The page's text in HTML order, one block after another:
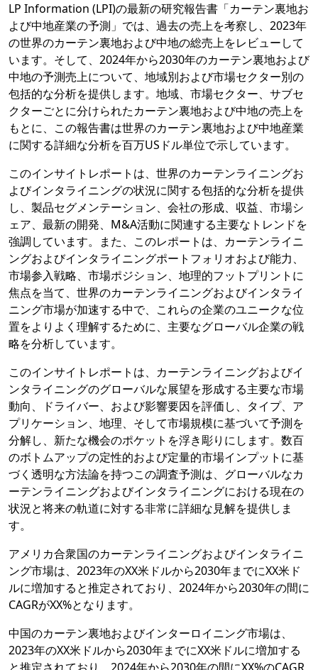
LP Information (LPI)の最新の研究報告書「カーテン裏地お
よび中地産業の予測」では、過去の売上を考察し、2023年
の世界のカーテン裏地および中地の総売上をレビューして
います。そして、2024年から2030年のカーテン裏地および
中地の予測売上について、地域別および市場セクター別の
包括的な分析を提供します。地域、市場セクター、サブセ
クターごとに分けられたカーテン裏地および中地の売上を
もとに、この報告書は世界のカーテン裏地および中地産業
に関する詳細な分析を百万USドル単位で示しています。
このインサイトレポートは、世界のカーテンライニングお
よびインタライニングの状況に関する包括的な分析を提供
し、製品セグメンテーション、会社の形成、収益、市場シ
ェア、最新の開発、M&A活動に関連する主要なトレンドを
強調しています。また、このレポートは、カーテンライニ
ングおよびインタライニングポートフォリオおよび能力、
市場参入戦略、市場ポジション、地理的フットプリントに
焦点を当て、世界のカーテンライニングおよびインタライ
ニング市場が加速する中で、これらの企業のユニークな位
置をよりよく理解するために、主要なグローバル企業の戦
略を分析しています。
このインサイトレポートは、カーテンライニングおよびイ
ンタライニングのグローバルな展望を形成する主要な市場
動向、ドライバー、および影響要因を評価し、タイプ、ア
プリケーション、地理、そして市場規模に基づいて予測を
分解し、新たな機会のポケットを浮き彫りにします。数百
のボトムアップの定性的および定量的市場インプットに基
づく透明な方法論を持つこの調査予測は、グローバルなカ
ーテンライニングおよびインタライニングにおける現在の
状況と将来の軌道に対する非常に詳細な見解を提供しま
す。
アメリカ合衆国のカーテンライニングおよびインタライニ
ング市場は、2023年のXX米ドルから2030年までにXX米ド
ルに増加すると推定されており、2024年から2030年の間に
CAGRがXX%となります。
中国のカーテン裏地およびインターロイニング市場は、
2023年のXX米ドルから2030年までにXX米ドルに増加する